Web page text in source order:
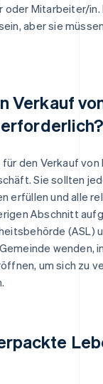
Mitarbeiter/in.
aber sie
Verkauf
den Verkauf
Sie sollten
erfüllen und alle
Abschnitt
(ASL)
wenden,
um sich zu